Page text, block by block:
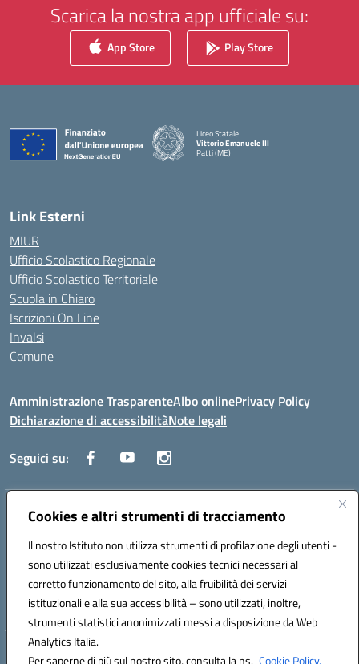
Cookies e altri strumenti di tracciamento
Il nostro Istituto non utilizza strumenti di profilazione degli utenti -
sono utilizzati esclusivamente cookies tecnici necessari al
corretto funzionamento del sito, alla fruibilità dei servizi
istituzionali e alla sua accessibilità – sono utilizzati, inoltre,
strumenti statistici anonimizzati messi a disposizione da Web
Analytics Italia.
Per saperne di più sul nostro sito, consulta la ns. Cookie Policy.
Scarica la nostra app ufficiale su:
App Store Play Store
Liceo Statale
Vittorio Emanuele III
Patti (ME)
Link Esterni
MIUR
Ufficio Scolastico Regionale
Ufficio Scolastico Territoriale
Scuola in Chiaro
Iscrizioni On Line
Invalsi
Comune
Amministrazione TrasparenteAlbo onlinePrivacy Policy
Dichiarazione di accessibilitàNote legali
Seguici su:
Indirizzo:Via Trieste, 43 – 98066 Patti (ME)
Posta elettronica certificata (PEC):mepc060006@pec.istruzione.it
Codice fiscale: 86000610831
Codice meccanografico: MEPC060006
Hosting & Powered by 3D Solution S.r.l.